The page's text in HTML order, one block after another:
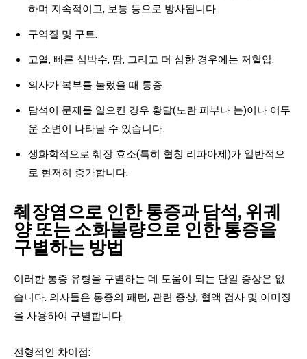
하며 지속적이고, 보통 등으로 방사됩니다.
구역질 및 구토.
고열, 빠른 심박수, 땀, 그리고 더 심한 경우에는 저혈압.
의사가 복부를 눌렀을 때 통증.
담석이 문제를 일으킨 경우 황달(노란 피부나 눈)이나 어두
운 소변이 나타날 수 있습니다.
생화학적으로 췌장 효소(특히 혈청 리파아제)가 일반적으
로 현저히 증가합니다.
췌장염으로 인한 통증과 담석, 위궤
양 또는 소화불량으로 인한 통증을
구별하는 방법
이러한 통증 유형을 구별하는 데 도움이 되는 단일 증상은 없
습니다. 의사들은 통증의 패턴, 관련 증상, 혈액 검사 및 이미징
을 사용하여 구별합니다.
전형적인 차이점: